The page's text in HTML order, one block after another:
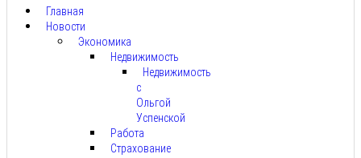
Главная
Новости
Экономика
Недвижимость
Недвижимость
с
Ольгой
Успенской
Работа
Страхование